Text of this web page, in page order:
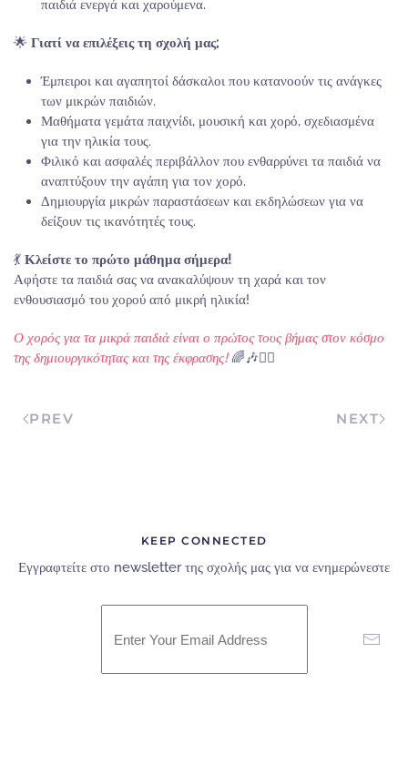
παιδιά ενεργά και χαρούμενα.
🌟 Γιατί να επιλέξεις τη σχολή μας;
Έμπειροι και αγαπητοί δάσκαλοι που κατανοούν τις ανάγκες
των μικρών παιδιών.
Μαθήματα γεμάτα παιχνίδι, μουσική και χορό, σχεδιασμένα
για την ηλικία τους.
Φιλικό και ασφαλές περιβάλλον που ενθαρρύνει τα παιδιά να
αναπτύξουν την αγάπη για τον χορό.
Δημιουργία μικρών παραστάσεων και εκδηλώσεων για να
δείξουν τις ικανότητές τους.
💃 Κλείστε το πρώτο μάθημα σήμερα!
Αφήστε τα παιδιά σας να ανακαλύψουν τη χαρά και τον
ενθουσιασμό του χορού από μικρή ηλικία!
Ο χορός για τα μικρά παιδιά είναι ο πρώτος τους βήμας στον κόσμο
της δημιουργικότητας και της έκφρασης!🌈🎶👯‍♂️
PREV NEXT
KEEP CONNECTED
Εγγραφτείτε στο newsletter της σχολής μας για να ενημερώνεστε